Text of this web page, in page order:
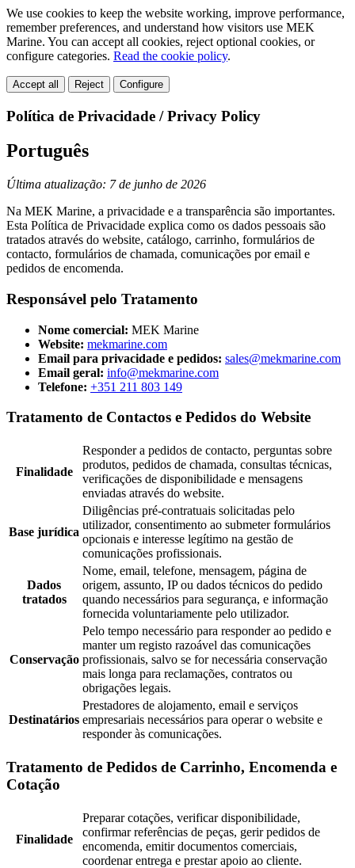
We use cookies to keep the website working, improve performance,
remember preferences, and understand how visitors use MEK
Marine. You can accept all cookies, reject optional cookies, or
configure categories. Read the cookie policy.
Accept all Reject Configure
Política de Privacidade / Privacy Policy
Português
Última atualização: 7 de junho de 2026
Na MEK Marine, a privacidade e a transparência são importantes.
Esta Política de Privacidade explica como os dados pessoais são
tratados através do website, catálogo, carrinho, formulários de
contacto, formulários de chamada, comunicações por email e
pedidos de encomenda.
Responsável pelo Tratamento
Nome comercial: MEK Marine
Website: mekmarine.com
Email para privacidade e pedidos: sales@mekmarine.com
Email geral: info@mekmarine.com
Telefone: +351 211 803 149
Tratamento de Contactos e Pedidos do Website
Finalidade
Responder a pedidos de contacto, perguntas sobre
produtos, pedidos de chamada, consultas técnicas,
verificações de disponibilidade e mensagens
enviadas através do website.
Base jurídica
Diligências pré-contratuais solicitadas pelo
utilizador, consentimento ao submeter formulários
opcionais e interesse legítimo na gestão de
comunicações profissionais.
Dados
tratados
Nome, email, telefone, mensagem, página de
origem, assunto, IP ou dados técnicos do pedido
quando necessários para segurança, e informação
fornecida voluntariamente pelo utilizador.
Conservação
Pelo tempo necessário para responder ao pedido e
manter um registo razoável das comunicações
profissionais, salvo se for necessária conservação
mais longa para reclamações, contratos ou
obrigações legais.
Destinatários
Prestadores de alojamento, email e serviços
empresariais necessários para operar o website e
responder às comunicações.
Tratamento de Pedidos de Carrinho, Encomenda e
Cotação
Finalidade
Preparar cotações, verificar disponibilidade,
confirmar referências de peças, gerir pedidos de
encomenda, emitir documentos comerciais,
coordenar entrega e prestar apoio ao cliente.